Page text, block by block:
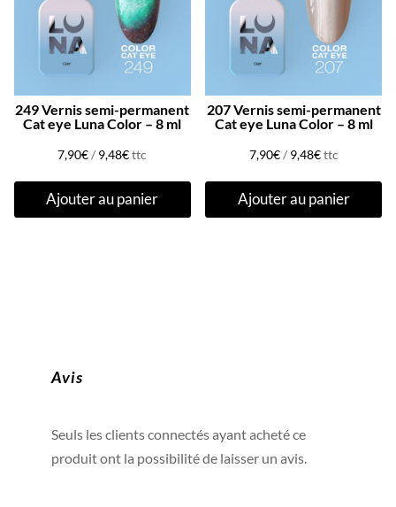
249 Vernis semi-permanent
Cat eye Luna Color – 8 ml
7,90€/ 9,48€ttc
Ajouter au panier
207 Vernis semi-permanent
Cat eye Luna Color – 8 ml
7,90€/ 9,48€ttc
Ajouter au panier
Avis
Seuls les clients connectés ayant acheté ce
produit ont la possibilité de laisser un avis.